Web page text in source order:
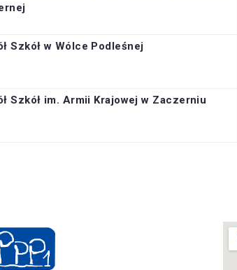
Szkół w Wólce Podleśnej
Szkół im. Armii Krajowej w Zaczerniu